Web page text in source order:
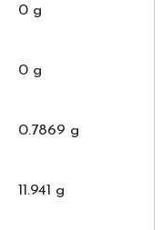
0 g
0 g
0.7869 g
11.941 g